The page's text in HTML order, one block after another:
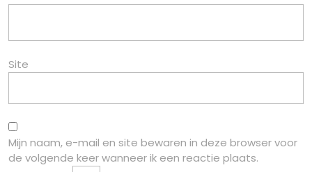
Site
Mijn naam, e-mail en site bewaren in deze browser voor
de volgende keer wanneer ik een reactie plaats.